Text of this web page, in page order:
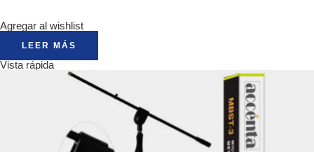
Agregar al wishlist
LEER MÁS
Vista rápida